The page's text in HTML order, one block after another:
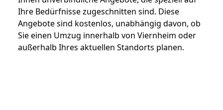
Ihre Bedürfnisse zugeschnitten sind. Diese
Angebote sind kostenlos, unabhängig davon, ob
Sie einen Umzug innerhalb von Viernheim oder
außerhalb Ihres aktuellen Standorts planen.